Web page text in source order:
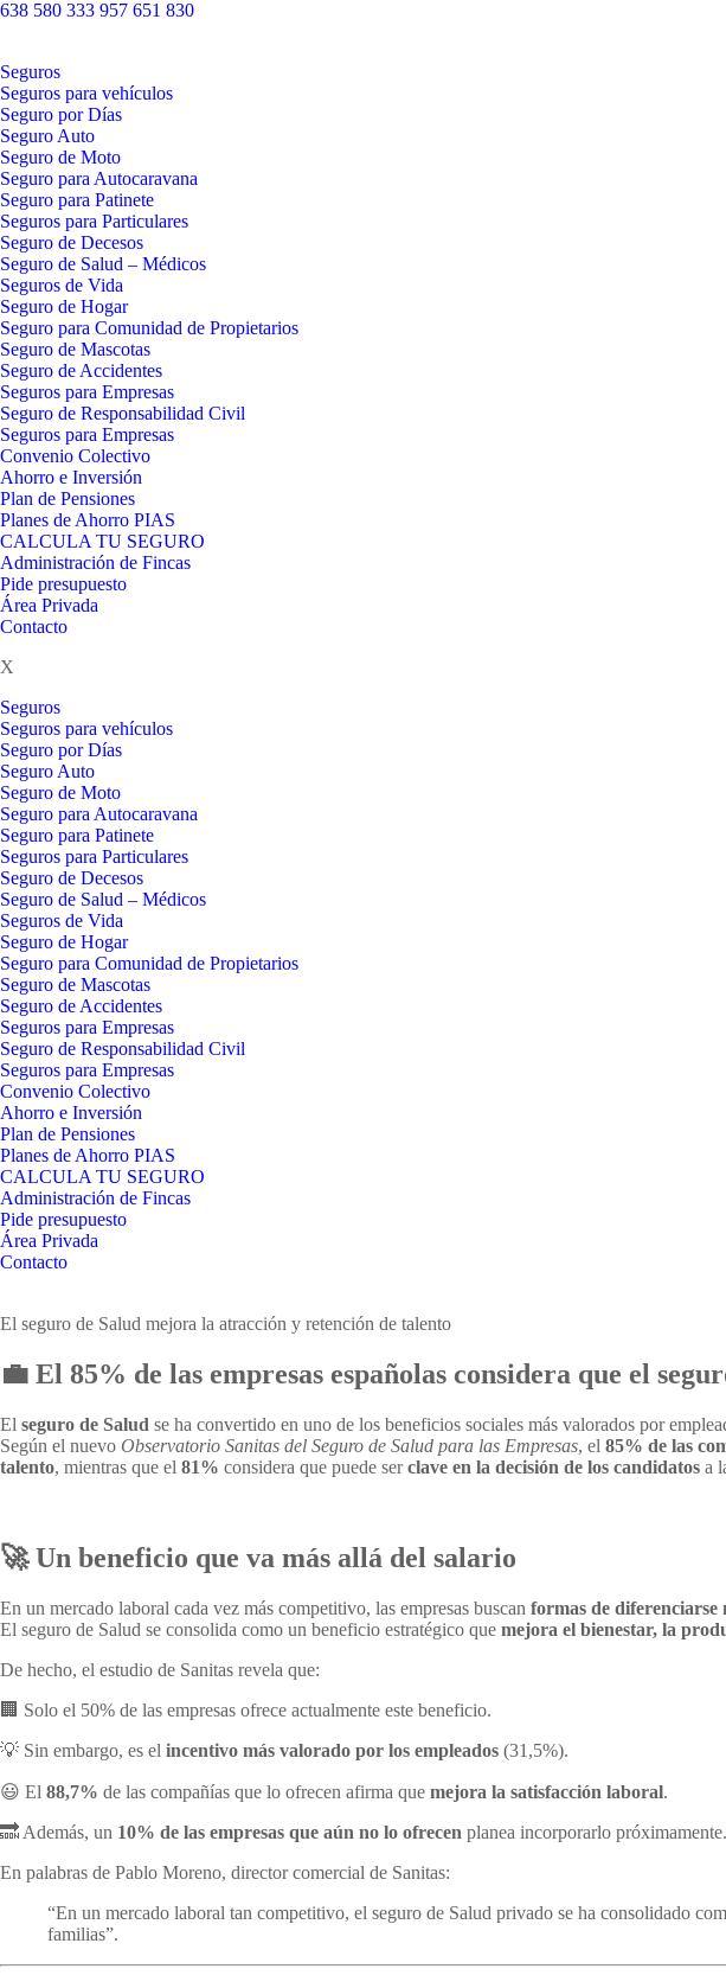
638 580 333 957 651 830
Seguros
Seguros para vehículos
Seguro por Días
Seguro Auto
Seguro de Moto
Seguro para Autocaravana
Seguro para Patinete
Seguros para Particulares
Seguro de Decesos
Seguro de Salud – Médicos
Seguros de Vida
Seguro de Hogar
Seguro para Comunidad de Propietarios
Seguro de Mascotas
Seguro de Accidentes
Seguros para Empresas
Seguro de Responsabilidad Civil
Seguros para Empresas
Convenio Colectivo
Ahorro e Inversión
Plan de Pensiones
Planes de Ahorro PIAS
CALCULA TU SEGURO
Administración de Fincas
Pide presupuesto
Área Privada
Contacto
X
Seguros
Seguros para vehículos
Seguro por Días
Seguro Auto
Seguro de Moto
Seguro para Autocaravana
Seguro para Patinete
Seguros para Particulares
Seguro de Decesos
Seguro de Salud – Médicos
Seguros de Vida
Seguro de Hogar
Seguro para Comunidad de Propietarios
Seguro de Mascotas
Seguro de Accidentes
Seguros para Empresas
Seguro de Responsabilidad Civil
Seguros para Empresas
Convenio Colectivo
Ahorro e Inversión
Plan de Pensiones
Planes de Ahorro PIAS
CALCULA TU SEGURO
Administración de Fincas
Pide presupuesto
Área Privada
Contacto
El seguro de Salud mejora la atracción y retención de talento
💼 El 85% de las empresas españolas considera que el
El seguro de Salud se ha convertido en uno de los beneficios sociales más valorados por
Según el nuevo Observatorio Sanitas del Seguro de Salud para las Empresas, el 85% de las
talento, mientras que el 81% considera que puede serclave en la decisión de los candidatos a
🚀 Un beneficio que va más allá del salario
En un mercado laboral cada vez más competitivo, las empresas buscan formas de diferenciarse
El seguro de Salud se consolida como un beneficio estratégico que mejora el bienestar, la
De hecho, el estudio de Sanitas revela que:
🏢 Solo el 50% de las empresas ofrece actualmente este beneficio.
💡 Sin embargo, es el incentivo más valorado por los empleados (31,5%).
😃 El 88,7% de las compañías que lo ofrecen afirma que mejora la satisfacción laboral.
🔜 Además, un 10% de las empresas que aún no lo ofrecen planea incorporarlo próximamente.
En palabras de Pablo Moreno, director comercial de Sanitas:
“En un mercado laboral tan competitivo, el seguro de Salud privado se ha consolidado
familias”.